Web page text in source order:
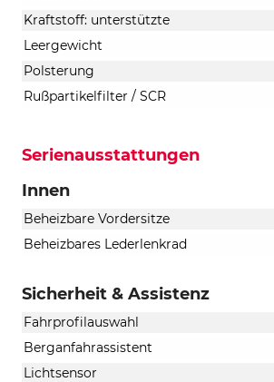
Kraftstoff: unterstützte
Leergewicht
Polsterung
Rußpartikelfilter / SCR
Serienausstattungen
Innen
Beheizbare Vordersitze
Beheizbares Lederlenkrad
Sicherheit & Assistenz
Fahrprofilauswahl
Berganfahrassistent
Lichtsensor